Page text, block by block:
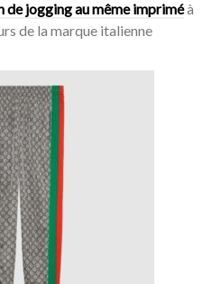
de jogging au même impriméà
de la marque italienne